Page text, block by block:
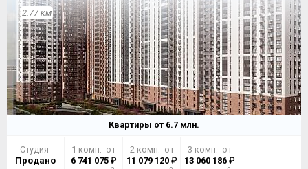
2.77 км
Квартиры от 6.7 млн.
Студия
Продано
1 комн. от
6 741 075₽
2 комн. от
11 079 120₽
3 комн. от
13 060 186 ₽